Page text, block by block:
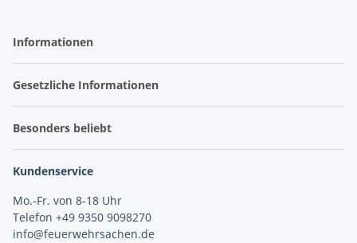
Informationen
Gesetzliche Informationen
Besonders beliebt
Kundenservice
Mo.-Fr. von 8-18 Uhr
Telefon +49 9350 9098270
info@feuerwehrsachen.de